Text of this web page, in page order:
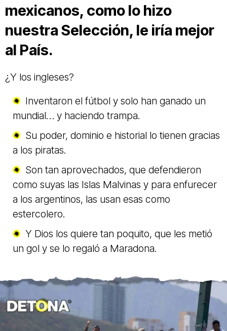
mexicanos, como lo hizo
nuestra Selección, le iría mejor
al País.
¿Y los ingleses?
Inventaron el fútbol y solo han ganado un
mundial… y haciendo trampa.
Su poder, dominio e historial lo tienen gracias
a los piratas.
Son tan aprovechados, que defendieron
como suyas las Islas Malvinas y para enfurecer
a los argentinos, las usan esas como
estercolero.
Y Dios los quiere tan poquito, que les metió
un gol y se lo regaló a Maradona.